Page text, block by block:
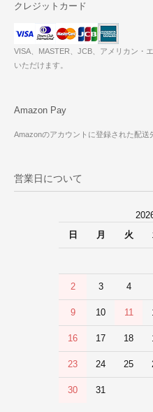
クレジットカード
VISA、MASTER、JCB、アメリカン・
いただけます。
Amazon Pay
Amazonのアカウントに登録された配送
営業日について
日
月 火
2 3 4
9 10 11
16 17 18
23 24 25
30 31